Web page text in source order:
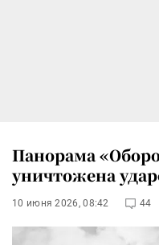
Панорама
уничтожена
10 июня 2026, 08:42 44